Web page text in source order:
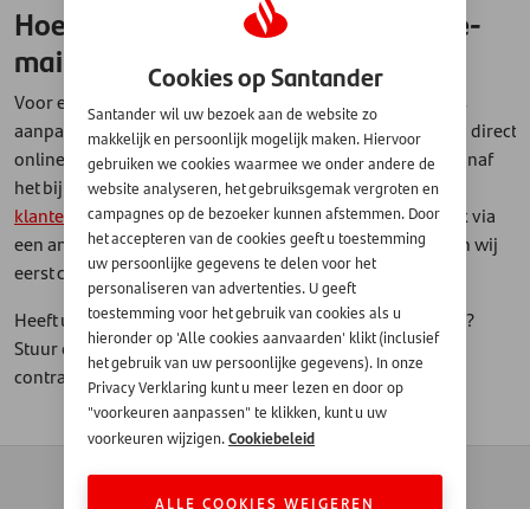
Hoe geef ik een wijziging van mijn e-
mailadres door?
Voor een geld- of goederenlening kunt u uw e-mailadres
aanpassen viaMijn Rekening. Log in en geef de wijziging direct
online door. Lukt dit niet? Dan kunt u een e-mail sturen vanaf
het bij ons bekende e-mailadres naar
klantenservice@santander.nl. Ontvangen wij het verzoek via
een ander e-mailadres dan bij ons bekend is? Dan nemen wij
eerst contact met u op om uw identiteit te verifiëren.
Heeft u een voertuigfinanciering afgesloten via de dealer?
Stuur dan bericht naarcs@santander.nlo.v.v. uw
contractnummer.
Contact
Zakendoen met
Automotive
Cookies op Santander
Santander wil uw bezoek aan de website zo
makkelijk en persoonlijk mogelijk maken. Hiervoor
gebruiken we cookies waarmee we onder andere de
website analyseren, het gebruiksgemak vergroten en
campagnes op de bezoeker kunnen afstemmen. Door
het accepteren van de cookies geeft u toestemming
uw persoonlijke gegevens te delen voor het
personaliseren van advertenties. U geeft
toestemming voor het gebruik van cookies als u
hieronder op 'Alle cookies aanvaarden' klikt (inclusief
het gebruik van uw persoonlijke gegevens). In onze
Privacy Verklaring kunt u meer lezen en door op
"voorkeuren aanpassen" te klikken, kunt u uw
voorkeuren wijzigen.Cookiebeleid
ALLE COOKIES WEIGEREN